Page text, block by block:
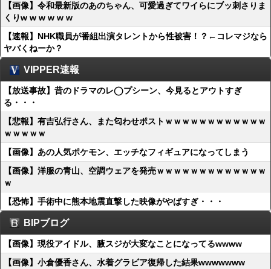
【画像】令和最新版のあのちゃん、可愛過ぎてワイらにブッ刺さりま
くりw w w w w w
【速報】NHK職員が番組出演タレントから性被害！？←コレマジなら
ヤバくねーか？
VIPPER速報
【放送事故】昔のドラマのレ◯プシーン、今見るとアウトすぎ
る・・・
【悲報】有吉弘行さん、また匂わせポストｗｗｗｗｗｗｗｗｗｗｗｗ
ｗｗｗｗｗ
【画像】あの人気ポケモン、エッチなフィギュアになってしまう
【画像】洋服の青山、空調ウェアを発売ｗｗｗｗｗｗｗｗｗｗｗｗｗ
ｗ
【恐怖】手術中に熊本地震直撃した映像がやばすぎ・・・
BIPブログ
【画像】現役アイドル、腋スジが大変なことになってるwwww
【画像】小倉優香さん、水着グラビア復帰した結果wwwwwww